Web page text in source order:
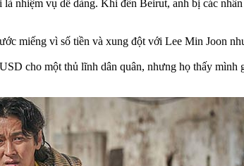
nhiệm vụ dễ dàng. Khi đến Beirut, anh bị các
miếng vì số tiền và xung đột với Lee Min Joon
cho một thủ lĩnh dân quân, nhưng họ thấy